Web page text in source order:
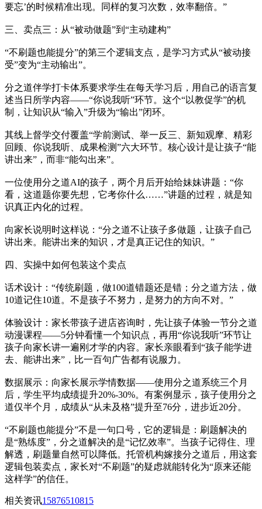
要忘’的时候精准出现。同样的复习次数，效率翻倍。”
三、卖点三：从“被动做题”到“主动建构”
“不刷题也能提分”的第三个逻辑支点，是学习方式从“被动接
受”变为“主动输出”。
分之道伴学打卡体系要求学生在每天学习后，用自己的语言复
述当日所学内容——“你说我听”环节。这个“以教促学”的机
制，让知识从“输入”升级为“输出”闭环。
其线上督学交付覆盖“学前测试、举一反三、新知观摩、精彩
回顾、你说我听、成果检测”六大环节。核心设计是让孩子“能
讲出来”，而非“能勾出来”。
一位使用分之道AI的孩子，两个月后开始给妹妹讲题：“你
看，这道题你要先想，它考你什么……”讲题的过程，就是知
识真正内化的过程。
向家长说明时这样说：“分之道不让孩子多做题，让孩子自己
讲出来。能讲出来的知识，才是真正记住的知识。”
四、实操中如何包装这个卖点
话术设计：“传统刷题，做100道错题还是错；分之道方法，做
10道记住10道。不是孩子不努力，是努力的方向不对。”
体验设计：家长带孩子进店咨询时，先让孩子体验一节分之道
动漫课程——5分钟看懂一个知识点，再用“你说我听”环节让
孩子向家长讲一遍刚才学的内容。家长亲眼看到“孩子能学进
去、能讲出来”，比一百句广告都有说服力。
数据展示：向家长展示学情数据——使用分之道系统三个月
后，学生平均成绩提升20%-30%。有案例显示，孩子使用分之
道仅半个月，成绩从“从未及格”提升至76分，进步近20分。
“不刷题也能提分”不是一句口号，它的逻辑是：刷题解决的
是“熟练度”，分之道解决的是“记忆效率”。当孩子记得住、理
解透，刷题量自然可以降低。托管机构嫁接分之道后，用这套
逻辑包装卖点，家长对“不刷题”的疑虑就能转化为“原来还能
这样学”的信任。
相关资讯15876510815